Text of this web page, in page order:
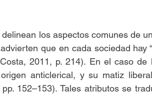
los aspectos comunes de
que en cada sociedad hay
2011, p. 214). En el caso de
anticlerical, y su matiz
152–153). Tales atributos se